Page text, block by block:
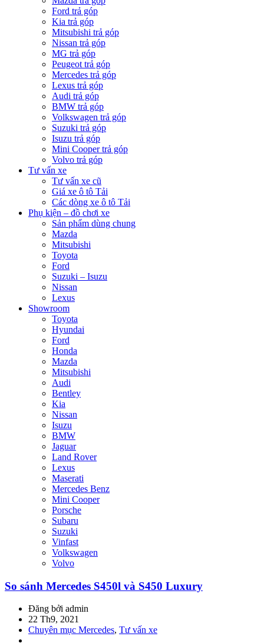
Ford trả góp
Kia trả góp
Mitsubishi trả góp
Nissan trả góp
MG trả góp
Peugeot trả góp
Mercedes trả góp
Lexus trả góp
Audi trả góp
BMW trả góp
Volkswagen trả góp
Suzuki trả góp
Isuzu trả góp
Mini Cooper trả góp
Volvo trả góp
Tư vấn xe
Tư vấn xe cũ
Giá xe ô tô Tải
Các dòng xe ô tô Tải
Phụ kiện – đồ chơi xe
Sản phẩm dùng chung
Mazda
Mitsubishi
Toyota
Ford
Suzuki – Isuzu
Nissan
Lexus
Showroom
Toyota
Hyundai
Ford
Honda
Mazda
Mitsubishi
Audi
Bentley
Kia
Nissan
Isuzu
BMW
Jaguar
Land Rover
Lexus
Maserati
Mercedes Benz
Mini Cooper
Porsche
Subaru
Suzuki
Vinfast
Volkswagen
Volvo
So sánh Mercedes S450l và S450 Luxury
Đăng bởi admin
22 Th9, 2021
Chuyên mục Mercedes, Tư vấn xe